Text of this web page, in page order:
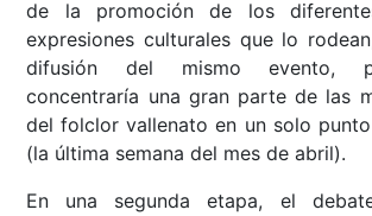
de la promoción de los
expresiones culturales que lo
difusión del mismo evento,
concentraría una gran parte de las
del folclor vallenato en un solo
(la última semana del mes de abril).
En una segunda etapa, el